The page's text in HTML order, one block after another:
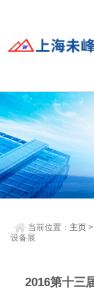
当前位置： 主页 >
设备展
2016第十三